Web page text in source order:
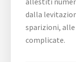
dalla
sparizioni,
complicate.